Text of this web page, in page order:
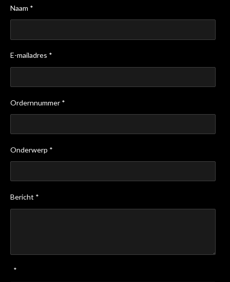
Naam *
E-mailadres *
Ordernnummer *
Onderwerp *
Bericht *
*